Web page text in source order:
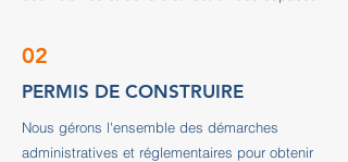
02
PERMIS DE CONSTRUIRE
Nous gérons l'ensemble des démarches
administratives et réglementaires pour obtenir